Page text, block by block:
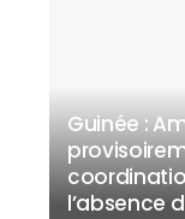
Guinée :
l’absence